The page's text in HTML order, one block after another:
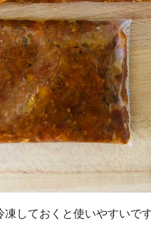
しておくと使いやすいです